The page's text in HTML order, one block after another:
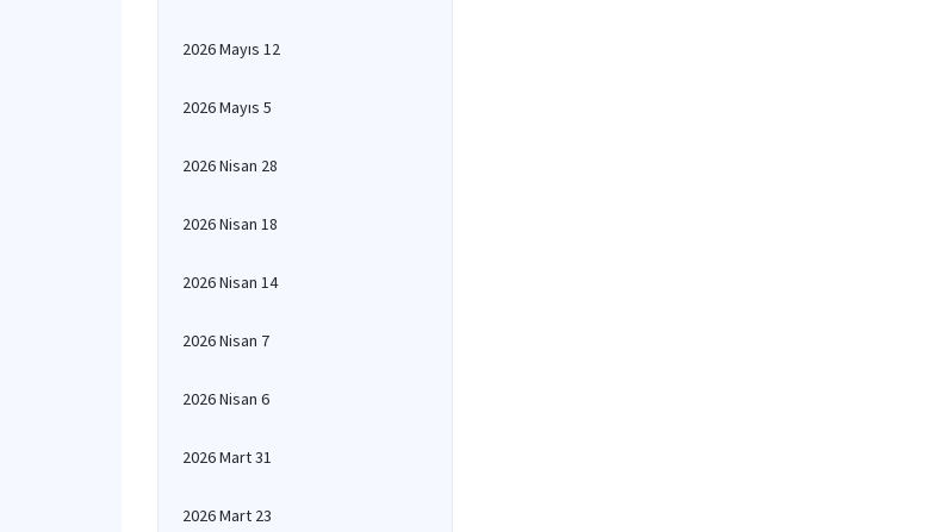
2026 Mayıs 12
2026 Mayıs 5
2026 Nisan 28
2026 Nisan 18
2026 Nisan 14
2026 Nisan 7
2026 Nisan 6
2026 Mart 31
2026 Mart 23